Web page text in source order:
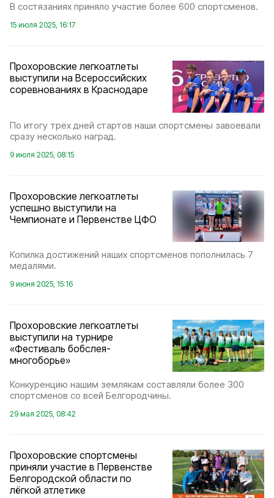
В состязаниях приняло участие более 600 спортсменов.
15 июля 2025, 16:17
Прохоровские легкоатлеты
выступили на Всероссийских
соревнованиях в Краснодаре
По итогу трёх дней стартов наши спортсмены завоевали
сразу несколько наград.
9 июля 2025, 08:15
Прохоровские легкоатлеты
успешно выступили на
Чемпионате и Первенстве ЦФО
Копилка достижений наших спортсменов пополнилась 7
медалями.
9 июня 2025, 15:16
Прохоровские легкоатлеты
выступили на турнире
«Фестиваль бобслея-
многоборье»
Конкуренцию нашим землякам составляли более 300
спортсменов со всей Белгородчины.
29 мая 2025, 08:42
Прохоровские спортсмены
приняли участие в Первенстве
Белгородской области по
лёгкой атлетике